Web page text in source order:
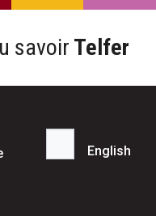
savoir Telfer
Recherche...
English